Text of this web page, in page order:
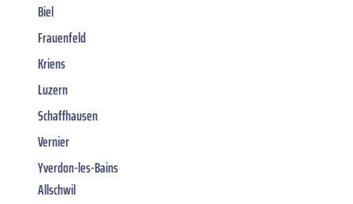
Biel
Frauenfeld
Kriens
Luzern
Schaffhausen
Vernier
Yverdon-les-Bains
Allschwil